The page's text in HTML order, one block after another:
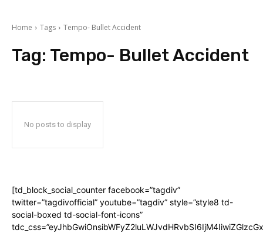
Home Tags Tempo- Bullet Accident
Tag: Tempo- Bullet Accident
No posts to display
[td_block_social_counter facebook=”tagdiv”
twitter=”tagdivofficial” youtube=”tagdiv” style=”style8 td-
social-boxed td-social-font-icons”